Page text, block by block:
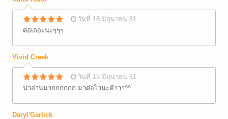
วันที่ 16 มิถุนายน 61
ต่อเถอะนะๆๆๆ
Vivid Creek
วันที่ 15 มิถุนายน 61
น่าอ่านมากกกกกก มาต่อไวนะค้าาา^^
Daryl'Garlick